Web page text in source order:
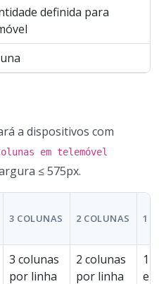
definida para
a dispositivos com
em telemóvel
≤ 575px.
3 COLUNAS 2 COLUNAS 1
3 colunas
por linha
2 colunas
por linha
1